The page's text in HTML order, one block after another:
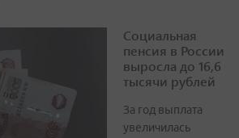
Социальная
пенсия в России
выросла до 16,6
тысячи рублей
За год выплата
увеличилась